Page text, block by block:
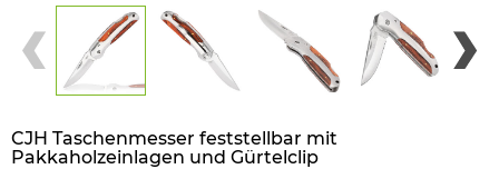
CJH Taschenmesser feststellbar mit
Pakkaholzeinlagen und Gürtelclip